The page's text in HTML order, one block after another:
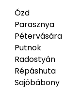
Ózd
Parasznya
Pétervására
Putnok
Radostyán
Répáshuta
Sajóbábony